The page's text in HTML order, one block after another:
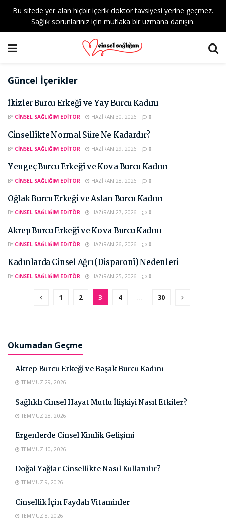
Bu sitede yer alan hiçbir içerik doktor tavsiyesi yerine geçmez.
Sağlık sorunlarınız için mutlaka bir uzmana danışın.
Güncel İçerikler
İkizler Burcu Erkeği ve Yay Burcu Kadını
BY CINSEL SAĞLIĞIM EDITÖR HAZIRAN 30, 2026 0
Cinsellikte Normal Süre Ne Kadardır?
BY CINSEL SAĞLIĞIM EDITÖR HAZIRAN 29, 2026 0
Yengeç Burcu Erkeği ve Kova Burcu Kadını
BY CINSEL SAĞLIĞIM EDITÖR HAZIRAN 28, 2026 0
Oğlak Burcu Erkeği ve Aslan Burcu Kadını
BY CINSEL SAĞLIĞIM EDITÖR HAZIRAN 27, 2026 0
Akrep Burcu Erkeği ve Kova Burcu Kadını
BY CINSEL SAĞLIĞIM EDITÖR HAZIRAN 26, 2026 0
Kadınlarda Cinsel Ağrı (Disparoni) Nedenleri
BY CINSEL SAĞLIĞIM EDITÖR HAZIRAN 25, 2026 0
1 2 3 4 … 30
Okumadan Geçme
Akrep Burcu Erkeği ve Başak Burcu Kadını
TEMMUZ 29, 2026
Sağlıklı Cinsel Hayat Mutlu İlişkiyi Nasıl Etkiler?
TEMMUZ 28, 2026
Ergenlerde Cinsel Kimlik Gelişimi
TEMMUZ 10, 2026
Doğal Yağlar Cinsellikte Nasıl Kullanılır?
TEMMUZ 9, 2026
Cinsellik İçin Faydalı Vitaminler
TEMMUZ 8, 2026